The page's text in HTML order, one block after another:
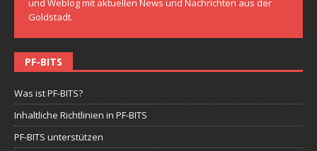
und Weblog mit aktuellen News und Nachrichten aus der
Goldstadt.
PF-BITS
Was ist PF-BITS?
Inhaltliche Richtlinien in PF-BITS
PF-BITS unterstützen